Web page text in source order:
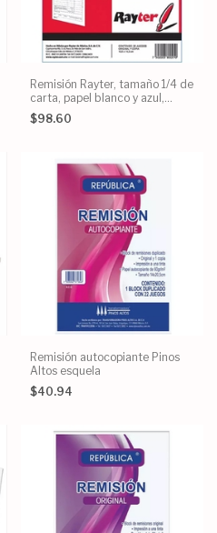
Remisión Rayter, tamaño 1/4 de
carta, papel blanco y azul,
blíster con 6
$98.60
Remisión autocopiante Pinos
Altos esquela
$40.94